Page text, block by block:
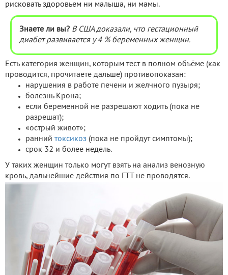
рисковать здоровьем ни малыша, ни мамы.
Знаете ли вы? В США доказали, что гестационный
диабет развивается у 4 % беременных женщин.
Есть категория женщин, которым тест в полном объёме (как
проводится, прочитаете дальше) противопоказан:
нарушения в работе печени и желчного пузыря;
болезнь Крона;
если беременной не разрешают ходить (пока не
разрешат);
«острый живот»;
ранний токсикоз (пока не пройдут симптомы);
срок 32 и более недель.
У таких женщин только могут взять на анализ венозную
кровь, дальнейшие действия по ГТТ не проводятся.